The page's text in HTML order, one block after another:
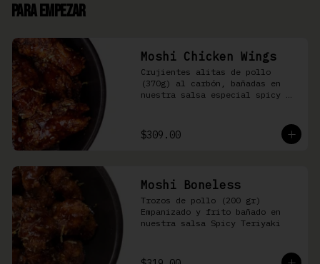
Para Empezar
Moshi Chicken Wings
Crujientes alitas de pollo
(370g) al carbón, bañadas en
nuestra salsa especial spicy
$309.00
Moshi Boneless
Trozos de pollo (200 gr)
Empanizado y frito bañado en
nuestra salsa Spicy Teriyaki